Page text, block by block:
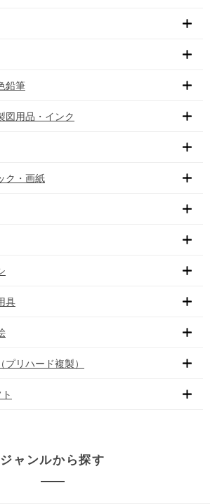
鉛筆
図用品・インク
ク・画紙
具
リハード複製）
ジャンルから探す